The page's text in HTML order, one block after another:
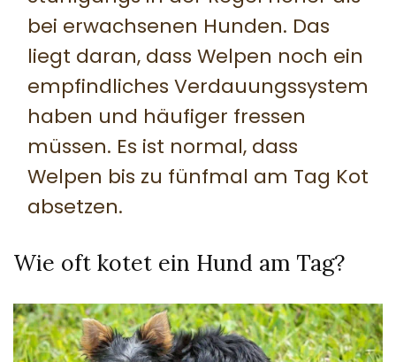
bei erwachsenen Hunden. Das
liegt daran, dass Welpen noch ein
empfindliches Verdauungssystem
haben und häufiger fressen
müssen. Es ist normal, dass
Welpen bis zu fünfmal am Tag Kot
absetzen.
Wie oft kotet ein Hund am Tag?